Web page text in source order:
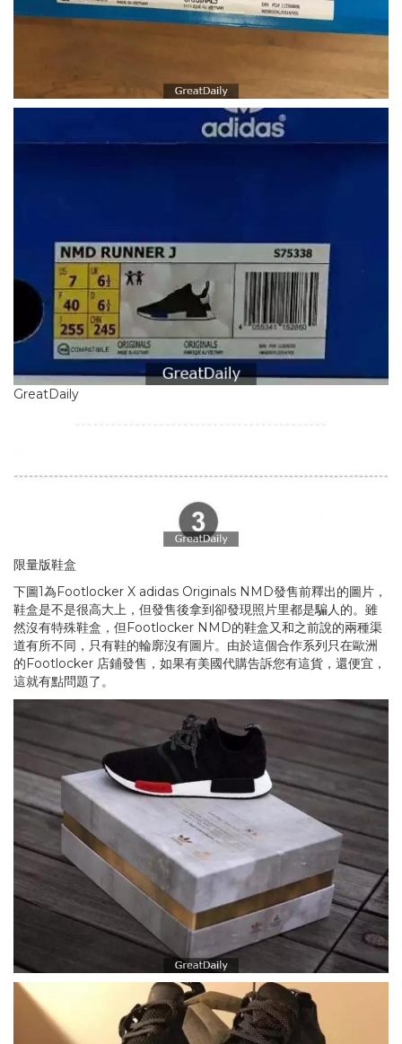
GreatDaily
限量版鞋盒
下圖1為Footlocker X adidas Originals NMD發售前釋出的圖片，
鞋盒是不是很高大上，但發售後拿到卻發現照片里都是騙人的。雖
然沒有特殊鞋盒，但Footlocker NMD的鞋盒又和之前說的兩種渠
道有所不同，只有鞋的輪廓沒有圖片。由於這個合作系列只在歐洲
的Footlocker 店鋪發售，如果有美國代購告訴您有這貨，還便宜，
這就有點問題了。